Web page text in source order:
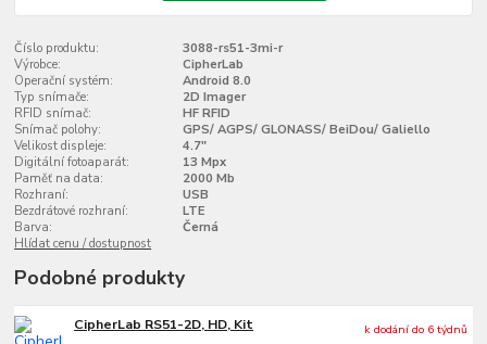
Číslo produktu:
3088-rs51-3mi-r
Výrobce:
CipherLab
Operační systém:
Android 8.0
Typ snímače:
2D Imager
RFID snímač:
HF RFID
Snímač polohy:
GPS/ AGPS/ GLONASS/ BeiDou/ Galiello
Velikost displeje:
4.7"
Digitální fotoaparát:
13 Mpx
Paměť na data:
2000 Mb
Rozhraní:
USB
Bezdrátové rozhraní:
LTE
Barva:
Černá
Hlídat cenu / dostupnost
Podobné produkty
CipherLab RS51-2D, HD, Kit k dodání do 6 týdnů